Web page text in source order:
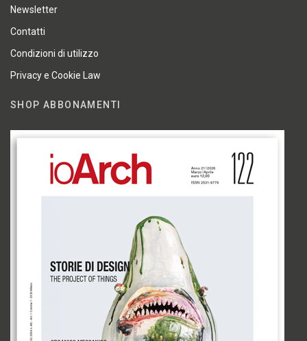
Newsletter
Contatti
Condizioni di utilizzo
Privacy e Cookie Law
SHOP ABBONAMENTI